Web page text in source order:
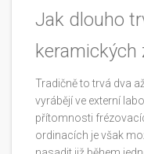
Jak dlouho
keramických
Tradičně to trvá dva
vyrábějí ve externí
přítomnosti
ordinacích je však